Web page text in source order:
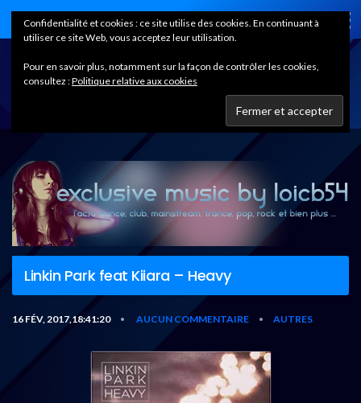
Home
Linkin Park feat Kiiara – Heavy
16 FÉV, 2017,18:41:20 • AUCUN COMMENTAIRE • AUTRES
Confidentialité et cookies : ce site utilise des cookies. En continuant à
utiliser ce site Web, vous acceptez leur utilisation.
Pour en savoir plus, notamment sur la façon de contrôler les cookies,
consultez :Politique relative aux cookies